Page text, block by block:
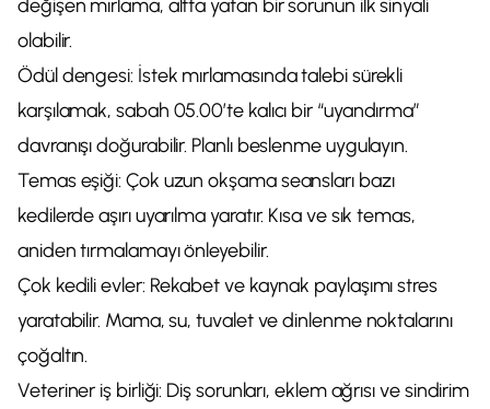
değişen mırlama, altta yatan bir sorunun ilk sinyali
olabilir.
Ödül dengesi: İstek mırlamasında talebi sürekli
karşılamak, sabah 05.00’te kalıcı bir “uyandırma”
davranışı doğurabilir. Planlı beslenme uygulayın.
Temas eşiği: Çok uzun okşama seansları bazı
kedilerde aşırı uyarılma yaratır. Kısa ve sık temas,
aniden tırmalamayı önleyebilir.
Çok kedili evler: Rekabet ve kaynak paylaşımı stres
yaratabilir. Mama, su, tuvalet ve dinlenme noktalarını
çoğaltın.
Veteriner iş birliği: Diş sorunları, eklem ağrısı ve sindirim